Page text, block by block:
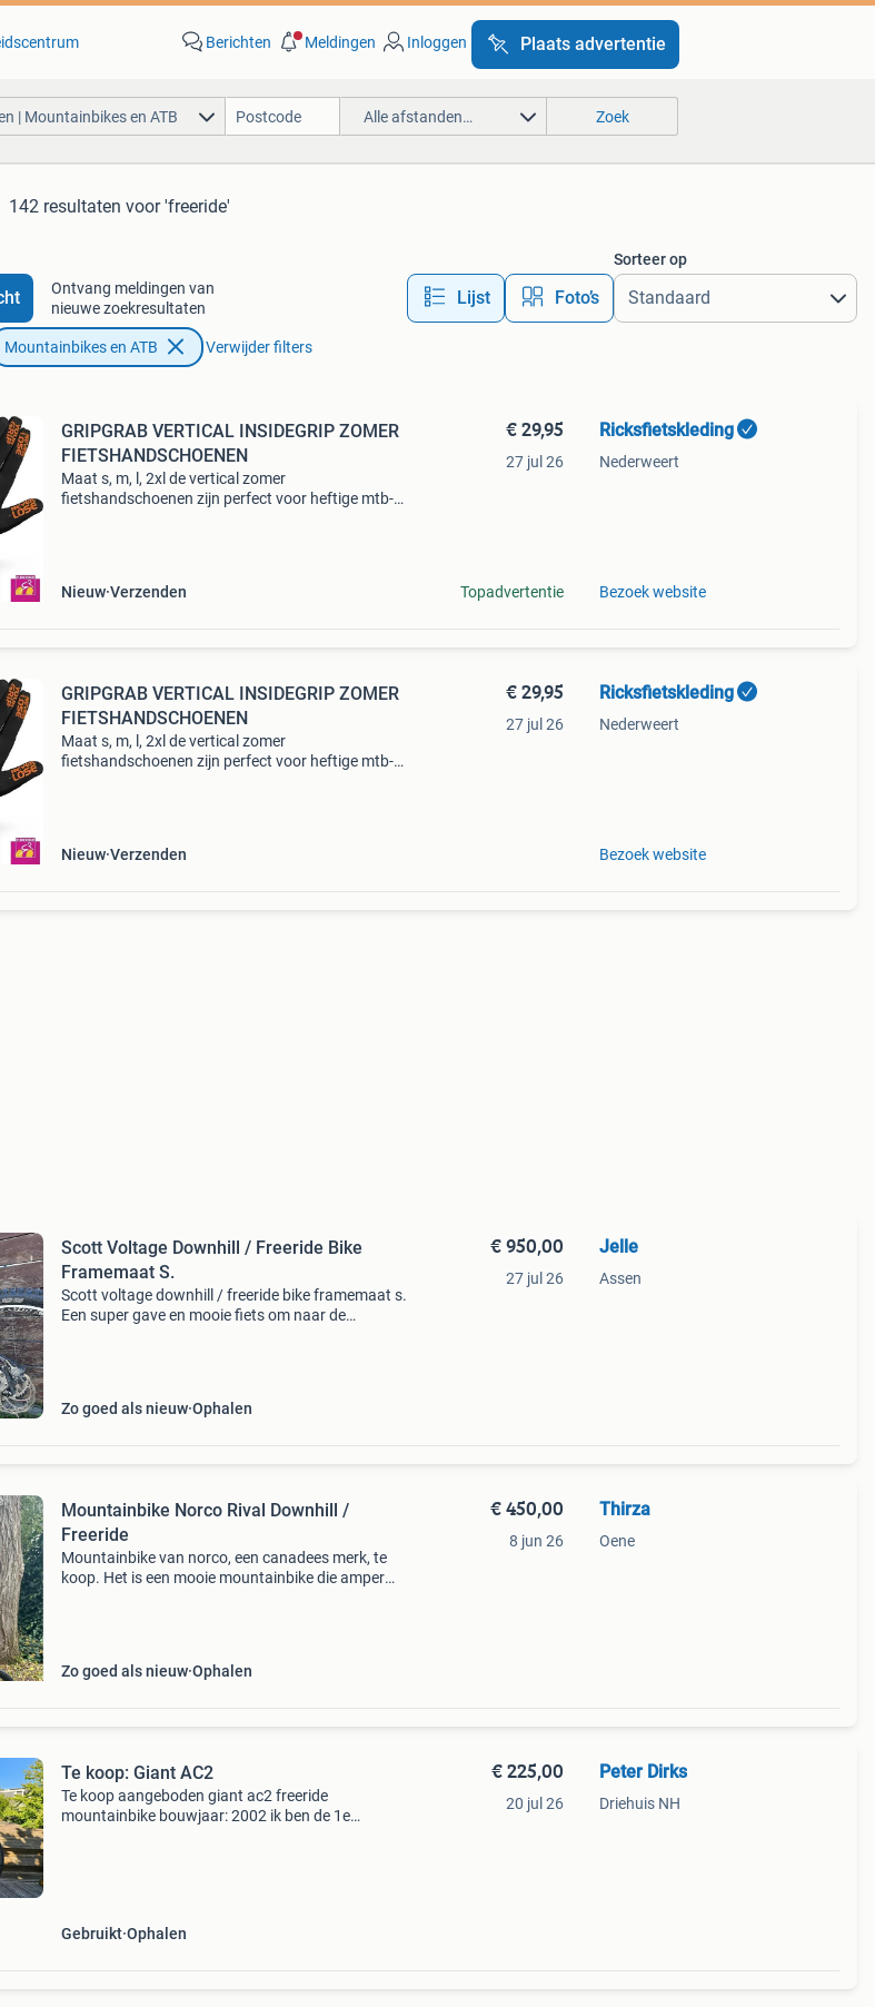
Berichten Meldingen Inloggen Plaats advertentie
| Mountainbikes en ATB Alle afstanden… Zoek
142 resultaten voor 'freeride'
Ontvang meldingen van
nieuwe zoekresultaten
Lijst Foto’s
Sorteer op
Mountainbikes en ATB Verwijder filters
GRIPGRAB VERTICAL INSIDEGRIP ZOMER
FIETSHANDSCHOENEN
Maat s, m, l, 2xl de vertical zomer
fietshandschoenen zijn perfect voor heftige mtb-
Nieuw Verzenden
€ 29,95
27 jul 26
Topadvertentie
Ricksfietskleding
Nederweert
Bezoek website
GRIPGRAB VERTICAL INSIDEGRIP ZOMER
FIETSHANDSCHOENEN
Maat s, m, l, 2xl de vertical zomer
fietshandschoenen zijn perfect voor heftige mtb-
Nieuw Verzenden
€ 29,95
27 jul 26
Ricksfietskleding
Nederweert
Bezoek website
Scott Voltage Downhill / Freeride Bike
Framemaat S.
Scott voltage downhill / freeride bike framemaat s.
Een super gave en mooie fiets om naar de
Zo goed als nieuw Ophalen
€ 950,00
27 jul 26
Jelle
Assen
Mountainbike Norco Rival Downhill /
Freeride
Mountainbike van norco, een canadees merk, te
koop. Het is een mooie mountainbike die amper
Zo goed als nieuw Ophalen
€ 450,00
8 jun 26
Thirza
Oene
Te koop: Giant AC2
Te koop aangeboden giant ac2 freeride
mountainbike bouwjaar: 2002 ik ben de 1e
Gebruikt Ophalen
€ 225,00
20 jul 26
Peter Dirks
Driehuis NH